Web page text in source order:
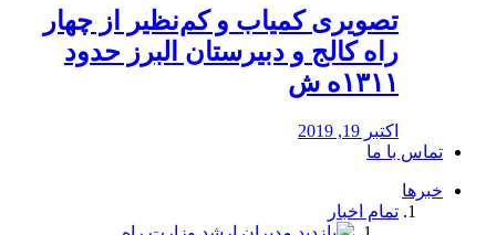
️تصویری کمیاب و کم‌نظیر از چهار
راه كالج و دبيرستان البرز حدود
۱۳۱۱ه ش
اکتبر 19, 2019
تماس با ما
خبرها
تمام اخبار